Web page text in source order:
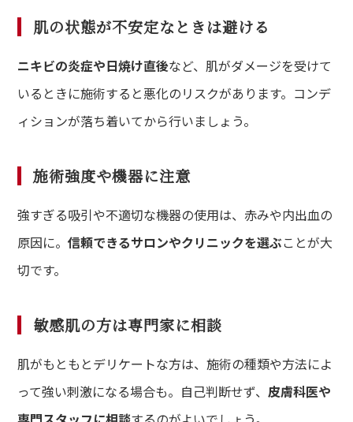
肌の状態が不安定なときは避ける
ニキビの炎症や日焼け直後など、肌がダメージを受けて
いるときに施術すると悪化のリスクがあります。コンデ
ィションが落ち着いてから行いましょう。
施術強度や機器に注意
強すぎる吸引や不適切な機器の使用は、赤みや内出血の
原因に。信頼できるサロンやクリニックを選ぶことが大
切です。
敏感肌の方は専門家に相談
肌がもともとデリケートな方は、施術の種類や方法によ
って強い刺激になる場合も。自己判断せず、皮膚科医や